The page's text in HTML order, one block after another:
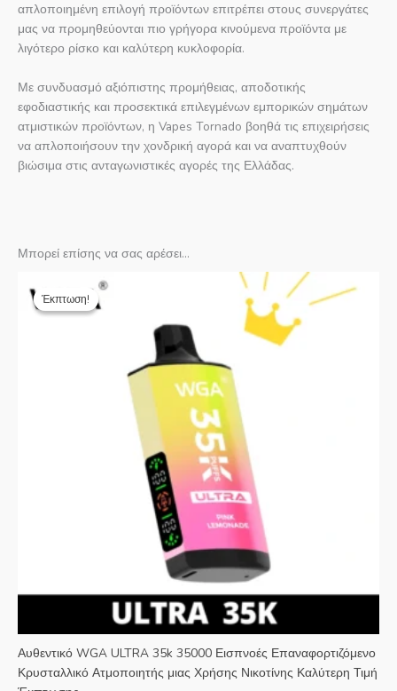
απλοποιημένη επιλογή προϊόντων επιτρέπει στους συνεργάτες
μας να προμηθεύονται πιο γρήγορα κινούμενα προϊόντα με
λιγότερο ρίσκο και καλύτερη κυκλοφορία.
Με συνδυασμό αξιόπιστης προμήθειας, αποδοτικής
εφοδιαστικής και προσεκτικά επιλεγμένων εμπορικών σημάτων
ατμιστικών προϊόντων, η Vapes Tornado βοηθά τις επιχειρήσεις
να απλοποιήσουν την χονδρική αγορά και να αναπτυχθούν
βιώσιμα στις ανταγωνιστικές αγορές της Ελλάδας.
Μπορεί επίσης να σας αρέσει...
Έκπτωση!
Έκπτωση!
Αυθεντικό WGA ULTRA 35k 35000 Εισπνοές Επαναφορτιζόμενο
Κρυσταλλικό Ατμοποιητής μιας Χρήσης Νικοτίνης Καλύτερη Τιμή
τιμή
τρέχουσα
τιμή